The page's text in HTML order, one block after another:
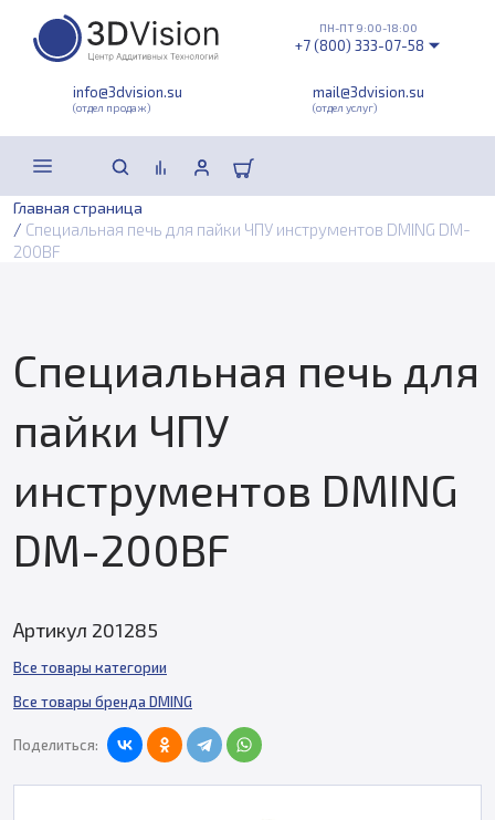
info@3dvision.su
(отдел продаж)
mail@3dvision.su
(отдел услуг)
ПН-ПТ 9:00-18:00
+7 (800) 333-07-58
Главная страница
/ Специальная печь для пайки ЧПУ инструментов DMING DM-
200BF
Специальная печь для
пайки ЧПУ
инструментов DMING
DM-200BF
Артикул 201285
Все товары категории
Все товары бренда DMING
Поделиться: